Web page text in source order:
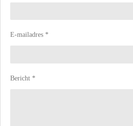
E-mailadres *
Bericht *